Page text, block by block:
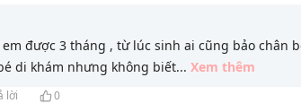
được 3 tháng , từ lúc sinh ai cũng bảo chân
di khám nhưng không biết... Xem thêm
lời 0